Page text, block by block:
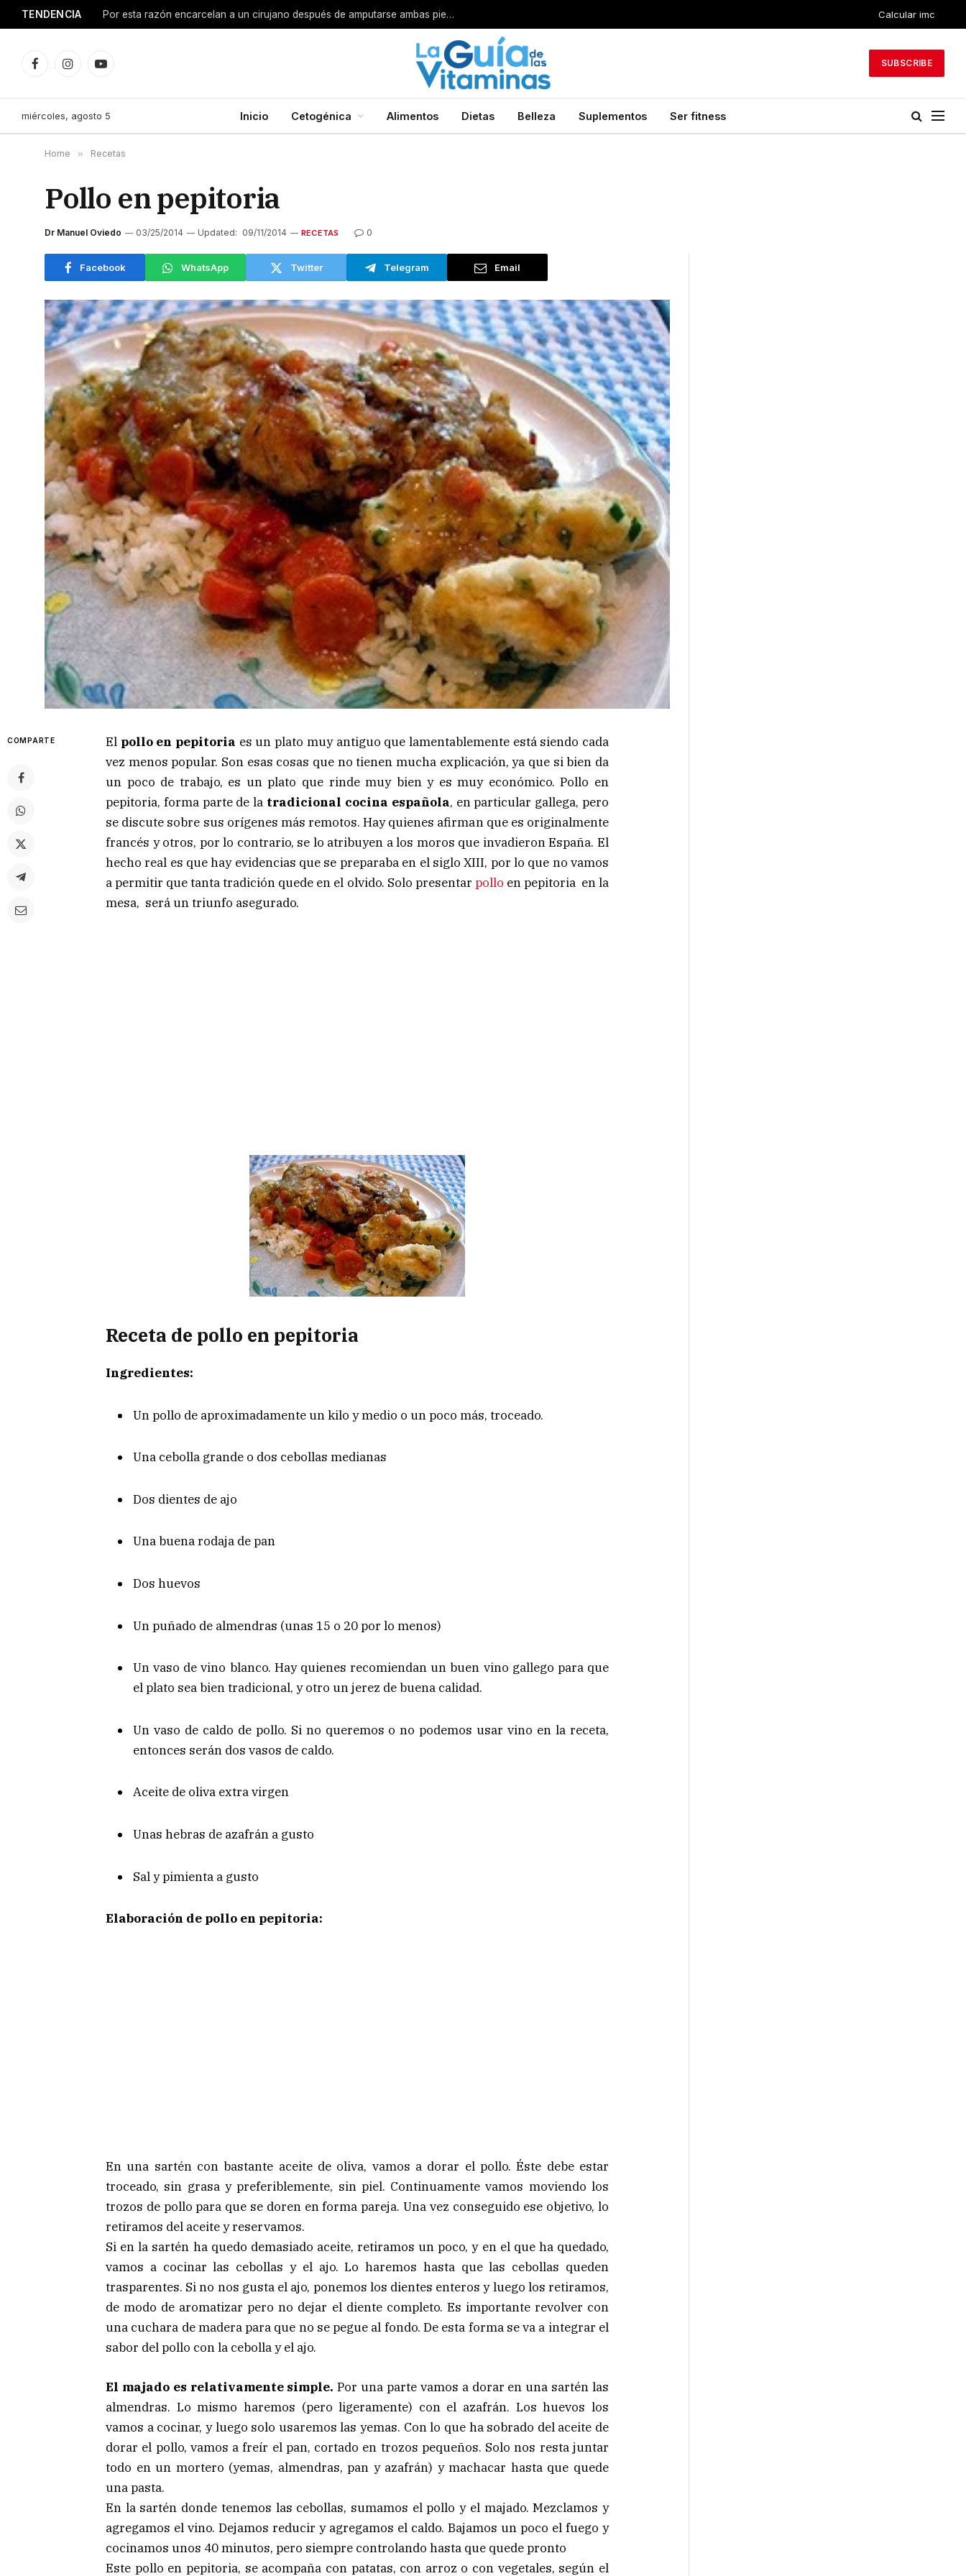
TENDENCIA Por esta razón encarcelan a un cirujano después de amputarse ambas piernas Calcular imc
FacebookInstagramYouTube
SUBSCRIBE
miércoles, agosto 5 Inicio Cetogénica Alimentos Dietas Belleza Suplementos Ser fitness
Home » Recetas
Pollo en pepitoria
Dr Manuel Oviedo 03/25/2014 Updated: 09/11/2014 RECETAS 0
Facebook WhatsApp Twitter Telegram Email
COMPARTE El pollo en pepitoria es un plato muy antiguo que lamentablemente está siendo cada
vez menos popular. Son esas cosas que no tienen mucha explicación, ya que si bien da
un poco de trabajo, es un plato que rinde muy bien y es muy económico. Pollo en
pepitoria, forma parte de la tradicional cocina española, en particular gallega, pero
se discute sobre sus orígenes más remotos. Hay quienes afirman que es originalmente
francés y otros, por lo contrario, se lo atribuyen a los moros que invadieron España. El
hecho real es que hay evidencias que se preparaba en el siglo XIII, por lo que no vamos
a permitir que tanta tradición quede en el olvido. Solo presentar pollo en pepitoria en la
mesa, será un triunfo asegurado.
Receta de pollo en pepitoria
Ingredientes:
Un pollo de aproximadamente un kilo y medio o un poco más, troceado.
Una cebolla grande o dos cebollas medianas
Dos dientes de ajo
Una buena rodaja de pan
Dos huevos
Un puñado de almendras (unas 15 o 20 por lo menos)
Un vaso de vino blanco. Hay quienes recomiendan un buen vino gallego para que
el plato sea bien tradicional, y otro un jerez de buena calidad.
Un vaso de caldo de pollo. Si no queremos o no podemos usar vino en la receta,
entonces serán dos vasos de caldo.
Aceite de oliva extra virgen
Unas hebras de azafrán a gusto
Sal y pimienta a gusto
Elaboración de pollo en pepitoria:
En una sartén con bastante aceite de oliva, vamos a dorar el pollo. Éste debe estar
troceado, sin grasa y preferiblemente, sin piel. Continuamente vamos moviendo los
trozos de pollo para que se doren en forma pareja. Una vez conseguido ese objetivo, lo
retiramos del aceite y reservamos.
Si en la sartén ha quedo demasiado aceite, retiramos un poco, y en el que ha quedado,
vamos a cocinar las cebollas y el ajo. Lo haremos hasta que las cebollas queden
trasparentes. Si no nos gusta el ajo, ponemos los dientes enteros y luego los retiramos,
de modo de aromatizar pero no dejar el diente completo. Es importante revolver con
una cuchara de madera para que no se pegue al fondo. De esta forma se va a integrar el
sabor del pollo con la cebolla y el ajo.
El majado es relativamente simple. Por una parte vamos a dorar en una sartén las
almendras. Lo mismo haremos (pero ligeramente) con el azafrán. Los huevos los
vamos a cocinar, y luego solo usaremos las yemas. Con lo que ha sobrado del aceite de
dorar el pollo, vamos a freír el pan, cortado en trozos pequeños. Solo nos resta juntar
todo en un mortero (yemas, almendras, pan y azafrán) y machacar hasta que quede
una pasta.
En la sartén donde tenemos las cebollas, sumamos el pollo y el majado. Mezclamos y
agregamos el vino. Dejamos reducir y agregamos el caldo. Bajamos un poco el fuego y
cocinamos unos 40 minutos, pero siempre controlando hasta que quede pronto
Este pollo en pepitoria, se acompaña con patatas, con arroz o con vegetales, según el